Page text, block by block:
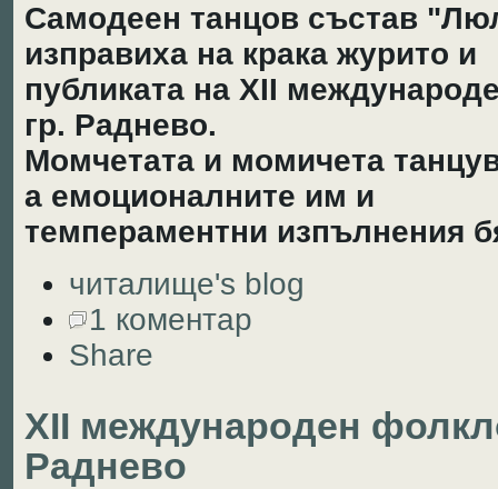
Самодеен танцов състав
изправиха на крака журито и
публиката на ХІІ
гр. Раднево.
Момчетата и момичета
а емоционалните им и
темпераментни изпълнения
читалище's blog
1 коментар
Share
ХІІ международен
Раднево